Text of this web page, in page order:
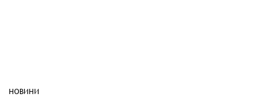
НОВИНИ